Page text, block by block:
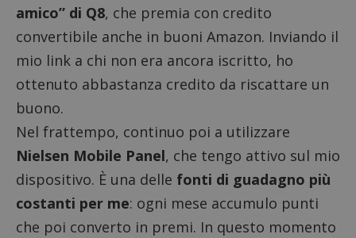
amico” di Q8, che premia con credito
convertibile anche in buoni Amazon. Inviando il
mio link a chi non era ancora iscritto, ho
ottenuto abbastanza credito da riscattare un
buono.
Nel frattempo, continuo poi a utilizzare
Nielsen Mobile Panel, che tengo attivo sul mio
dispositivo. È una delle fonti di guadagno più
costanti per me: ogni mese accumulo punti
che poi converto in premi. In questo momento